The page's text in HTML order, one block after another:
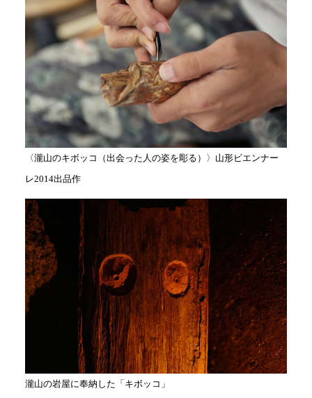
〈瀧山のキボッコ（出会った人の姿を彫る）〉山形ビエンナー
レ2014出品作
瀧山の岩屋に奉納した「キボッコ」